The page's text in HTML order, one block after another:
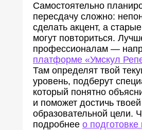
Самостоятельно
пересдачу сложно:
сделать акцент, а
могут повториться.
профессионалам —
платформе «Умскул
Там определят твой
уровень, подберут
который понятно
и поможет достичь твоей
образовательной цели.
подробнее о